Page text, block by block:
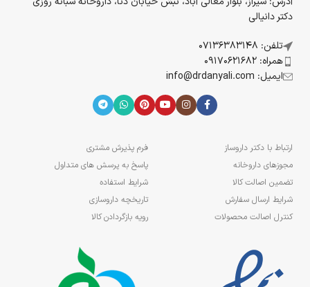
دکتر دانیالی
تلفن: 07136383148
همراه: 09170621682
ایمیل: info@drdanyali.com
ارتباط با دکتر داروساز
مجوزهای داروخانه
تضمین اصالت کالا
شرایط ارسال سفارش
کنترل اصالت محصولات
فرم پذیرش مشتری
پاسخ به پرسش های متداول
شرایط استفاده
تاریخچه داروسازی
رویه بازگردادن کالا